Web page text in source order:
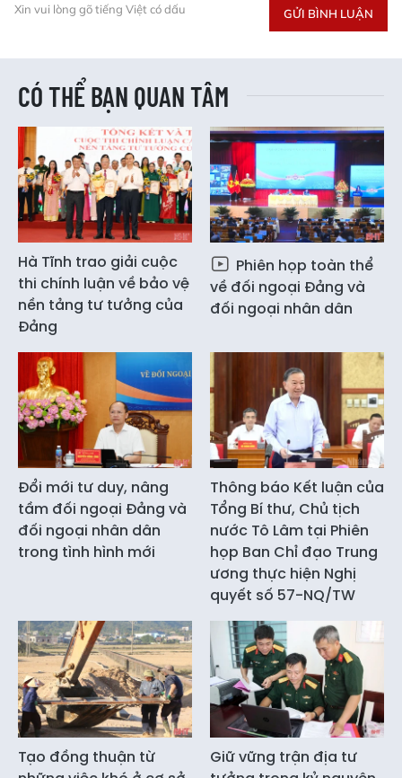
Xin vui lòng gõ tiếng Việt có dấu GỬI BÌNH LUẬN
CÓ THỂ BẠN QUAN TÂM
Hà Tĩnh trao giải cuộc
thi chính luận về bảo vệ
nền tảng tư tưởng của
Đảng
Phiên họp toàn thể
về đối ngoại Đảng và
đối ngoại nhân dân
Đổi mới tư duy, nâng
tầm đối ngoại Đảng và
đối ngoại nhân dân
trong tình hình mới
Thông báo Kết luận của
Tổng Bí thư, Chủ tịch
nước Tô Lâm tại Phiên
họp Ban Chỉ đạo Trung
ương thực hiện Nghị
quyết số 57-NQ/TW
Tạo đồng thuận từ
Giữ vững trận địa tư